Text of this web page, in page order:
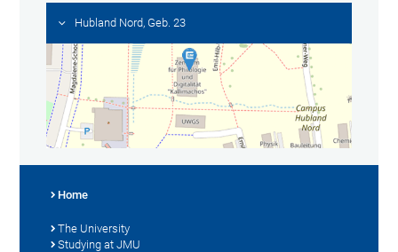
Hubland Nord, Geb. 23
Home
The University
Studying at JMU